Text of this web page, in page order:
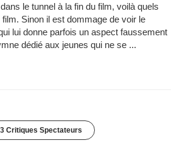
le tunnel à la fin du film, voilà quels
Sinon il est dommage de voir le
lui donne parfois un aspect faussement
dédié aux jeunes qui ne se ...
3 Critiques Spectateurs